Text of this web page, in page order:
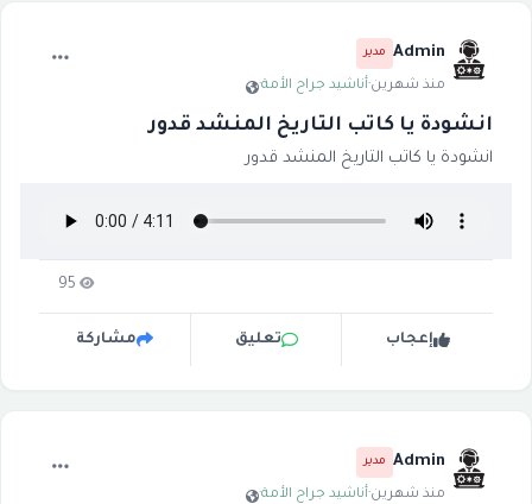
Admin مدير
منذ شهرين·أناشيد جراح الأمة·
انشودة يا كاتب التاريخ المنشد قدور
انشودة يا كاتب التاريخ المنشد قدور
95
إعجاب تعليق مشاركة
Admin مدير
منذ شهرين·أناشيد جراح الأمة·